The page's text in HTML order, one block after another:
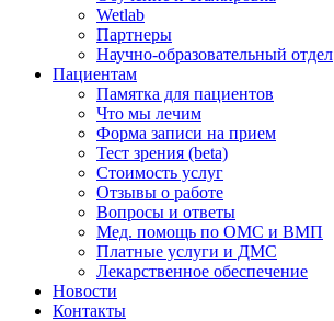
Wetlab
Партнеры
Научно-образовательный отдел
Пациентам
Памятка для пациентов
Что мы лечим
Форма записи на прием
Тест зрения (beta)
Стоимость услуг
Отзывы о работе
Вопросы и ответы
Мед. помощь по ОМС и ВМП
Платные услуги и ДМС
Лекарственное обеспечение
Новости
Контакты